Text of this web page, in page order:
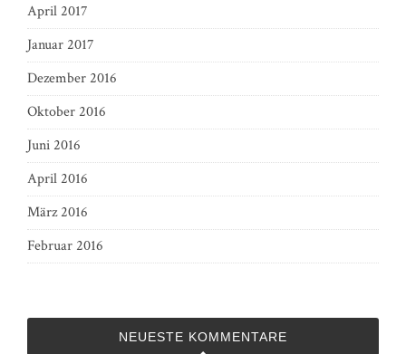
April 2017
Januar 2017
Dezember 2016
Oktober 2016
Juni 2016
April 2016
März 2016
Februar 2016
NEUESTE KOMMENTARE